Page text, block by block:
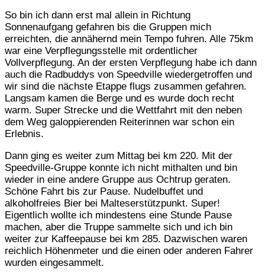
So bin ich dann erst mal allein in Richtung
Sonnenaufgang gefahren bis die Gruppen mich
erreichten, die annähernd mein Tempo fuhren. Alle 75km
war eine Verpflegungsstelle mit ordentlicher
Vollverpflegung. An der ersten Verpflegung habe ich dann
auch die Radbuddys von Speedville wiedergetroffen und
wir sind die nächste Etappe flugs zusammen gefahren.
Langsam kamen die Berge und es wurde doch recht
warm. Super Strecke und die Wettfahrt mit den neben
dem Weg galoppierenden Reiterinnen war schon ein
Erlebnis.
Dann ging es weiter zum Mittag bei km 220. Mit der
Speedville-Gruppe konnte ich nicht mithalten und bin
wieder in eine andere Gruppe aus Ochtrup geraten.
Schöne Fahrt bis zur Pause. Nudelbuffet und
alkoholfreies Bier bei Malteserstützpunkt. Super!
Eigentlich wollte ich mindestens eine Stunde Pause
machen, aber die Truppe sammelte sich und ich bin
weiter zur Kaffeepause bei km 285. Dazwischen waren
reichlich Höhenmeter und die einen oder anderen Fahrer
wurden eingesammelt.